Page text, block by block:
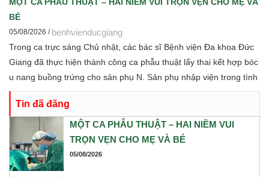
định hướng hợp tác nghiên cứu khoa học và chuyển giao tri thức
trong thời gian tới.
BÉ
05/08/2026 / benhvienducgiang
Trong ca trực sáng Chủ nhật, các bác sĩ Bệnh viện Đa khoa Đức
Giang đã thực hiện thành công ca phẫu thuật lấy thai kết hợp bóc
u nang buồng trứng cho sản phụ N. Sản phụ nhập viện trong tình
trạng chuyển dạ con so, ngôi ngược, kèm theo khối u nang buồng
trứng phải. Trước những yếu tố nguy cơ, ê-kíp Khoa Sản và Khoa
Gây mê Hồi sức đã phối hợp chặt chẽ, xây dựng phương án phẫu
thuật tối ưu nhằm đảm bảo an toàn cao nhất cho cả mẹ và bé.
Tin đã đăng
MỘT CA PHẪU THUẬT – HAI NIỀM VUI
TRỌN VẸN CHO MẸ VÀ BÉ
05/08/2026